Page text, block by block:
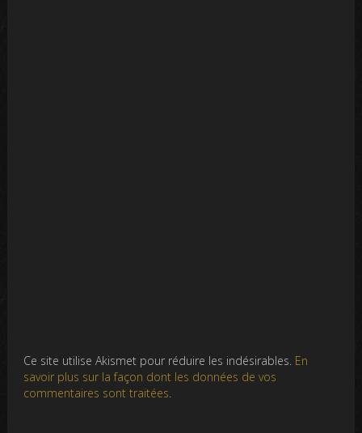
Ce site utilise Akismet pour réduire les indésirables. En
savoir plus sur la façon dont les données de vos
commentaires sont traitées.